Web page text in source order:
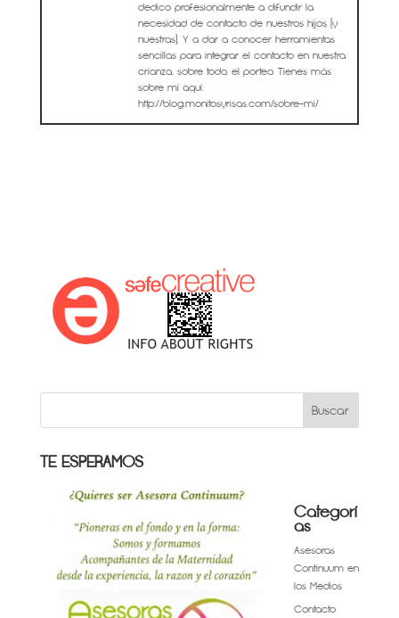
dedico profesionalmente a difundir la
necesidad de contacto de nuestros hijos (y
nuestras). Y a dar a conocer herramientas
sencillas para integrar el contacto en nuestra
crianza, sobre todo, el porteo. Tienes más
sobre mí aquí:
http://blog.monitosyrisas.com/sobre-mi/
TE ESPERAMOS
Categorí
as
Asesoras
Continuum en
los Medios
Contacto